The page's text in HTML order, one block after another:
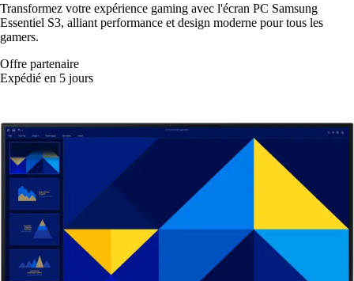
Transformez votre expérience gaming avec l'écran PC Samsung
Essentiel S3, alliant performance et design moderne pour tous les
gamers.
Offre partenaire
Expédié en 5 jours